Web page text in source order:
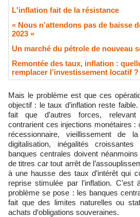
L'inflation fait de la résistance
« Nous n’attendons pas de baisse
2023 »
​Un marché du pétrole de nouveau
Remontée des taux, inflation :
remplacer l’investissement locatif ?
Mais le problème est que ces opérations n’atteignent pas leur
objectif : le taux d’inflation reste
fait que d’autres forces, relevant
contrarient ces injections monétaires :
récessionnaire, vieillissement de
digitalisation, inégalités
banques centrales doivent
de titres car tout arrêt de
à une hausse des taux d’intérêt qui
reprise stimulée par l’inflation. C’est
problème se pose : les banques
fait que des limites naturelles ou
achats d‘obligations souveraines.